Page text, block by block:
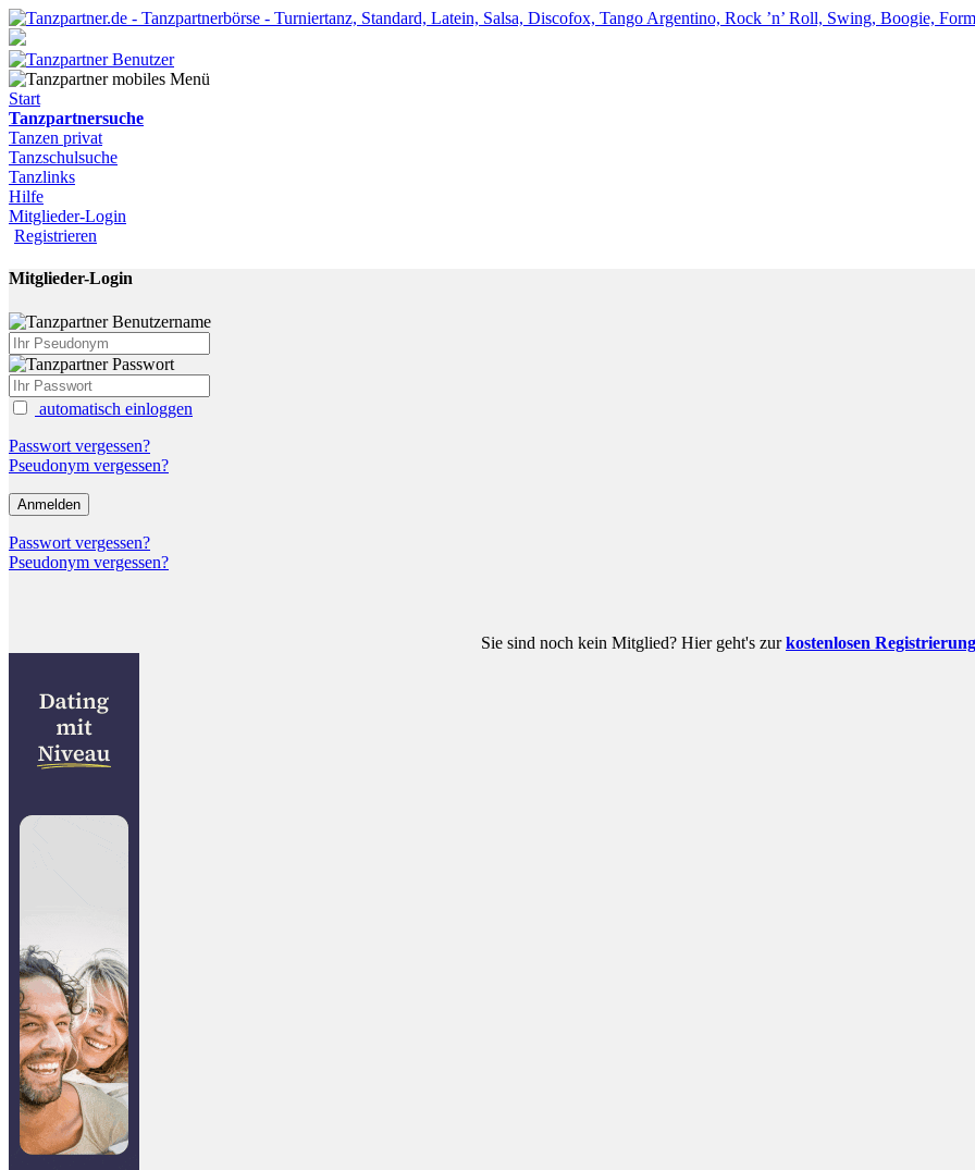
Start
Tanzpartnersuche
Tanzen privat
Tanzschulsuche
Tanzlinks
Hilfe
Mitglieder-Login
Registrieren
Mitglieder-Login
automatisch einloggen
Passwort vergessen?
Pseudonym vergessen?
Passwort vergessen?
Pseudonym vergessen?
Sie sind noch kein Mitglied? Hier geht's zurkostenlosen Registrierung